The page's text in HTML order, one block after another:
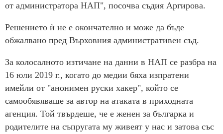
от администратора НАП", посочва съдия Аргирова.
Решението ѝ не е окончателно и може да бъде
обжалвано пред Върховния административен съд.
За колосалното изтичане на данни в НАП се разбра на
16 юли 2019 г., когато до медии бяха изпратени
имейли от "анонимен руски хакер", който се
самообявяваше за автор на атаката в приходната
агенция. Той твърдеше, че е женен за българка и
родителите на съпругата му живеят у нас и затова със